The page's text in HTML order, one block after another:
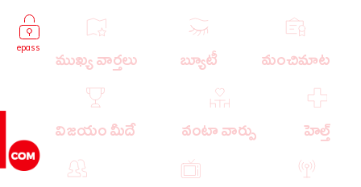
epass
ముఖ్య వార్తలు బ్యూటీ మంచిమాట
విజయం మీదే వంటా వార్పు హెల్త్